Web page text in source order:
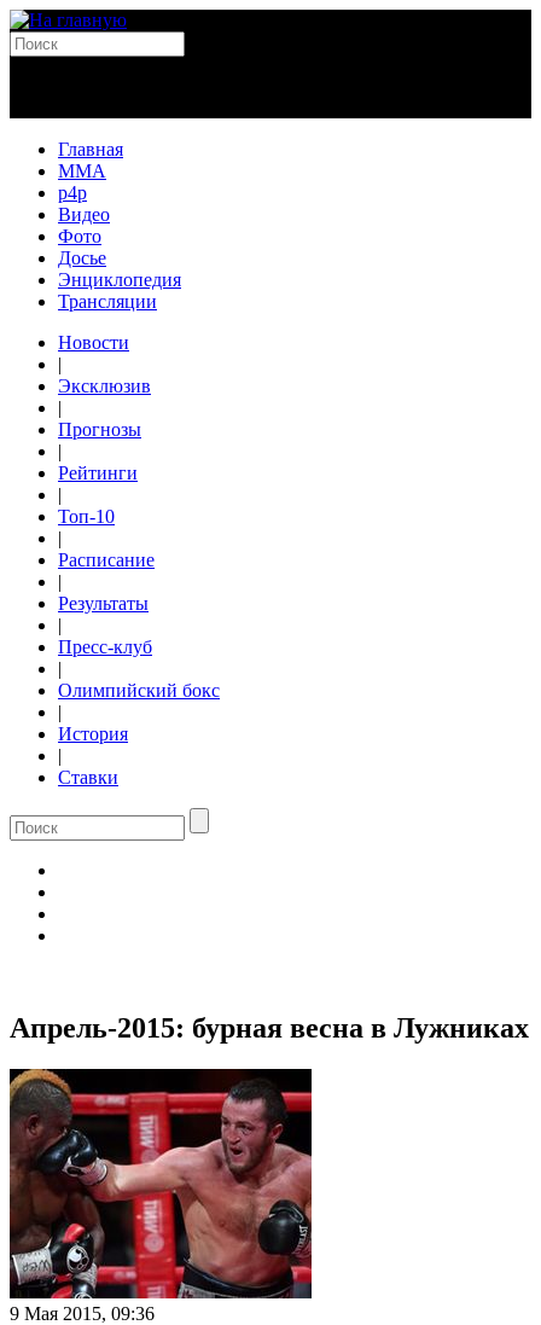
Главная
MMA
p4p
Видео
Фото
Досье
Энциклопедия
Трансляции
Новости
|
Эксклюзив
|
Прогнозы
|
Рейтинги
|
Топ-10
|
Расписание
|
Результаты
|
Пресс-клуб
|
Олимпийский бокс
|
История
|
Ставки
Апрель-2015: бурная весна в Лужниках
9 Мая 2015, 09:36